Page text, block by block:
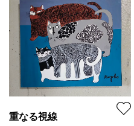
重なる視線